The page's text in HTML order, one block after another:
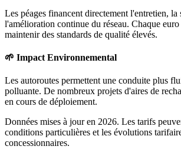
Les péages financent directement l'entretien, la
l'amélioration continue du réseau. Chaque
maintenir des standards de qualité élevés.
🌱 Impact Environnemental
Les autoroutes permettent une conduite plus
polluante. De nombreux projets d'aires de
en cours de déploiement.
Données mises à jour en 2026. Les tarifs
conditions particulières et les évolutions
concessionnaires.